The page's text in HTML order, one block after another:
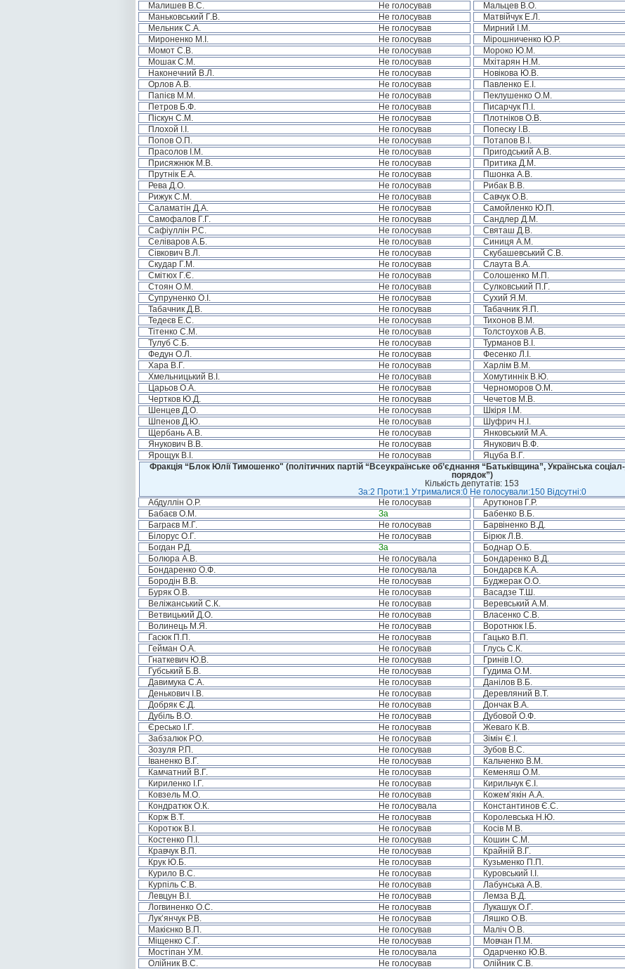
Малишев В.С.
Не голосував Мальцев В.О.
Маньковський Г.В.
Не голосував Матвійчук Е.Л.
Мельник С.А.
Не голосував Мирний І.М.
Мироненко М.І.
Не голосував Мірошниченко Ю.Р.
Момот С.В.
Не голосував Мороко Ю.М.
Мошак С.М.
Не голосував Мхітарян Н.М.
Наконечний В.Л.
Не голосував Новікова Ю.В.
Орлов А.В.
Не голосував Павленко Е.І.
Папієв М.М.
Не голосував Пеклушенко О.М.
Петров Б.Ф.
Не голосував Писарчук П.І.
Піскун С.М.
Не голосував Плотніков О.В.
Плохой І.І.
Не голосував Попеску І.В.
Попов О.П.
Не голосував Потапов В.І.
Прасолов І.М.
Не голосував Пригодський А.В.
Присяжнюк М.В.
Не голосував Притика Д.М.
Прутнік Е.А.
Не голосував Пшонка А.В.
Рева Д.О.
Не голосував Рибак В.В.
Рижук С.М.
Не голосував Савчук О.В.
Саламатін Д.А.
Не голосував Самойленко Ю.П.
Самофалов Г.Г.
Не голосував Сандлер Д.М.
Сафіуллін Р.С.
Не голосував Святаш Д.В.
Селіваров А.Б.
Не голосував Синиця А.М.
Сівкович В.Л.
Не голосував Скубашевський С.В.
Скудар Г.М.
Не голосував Слаута В.А.
Смітюх Г.Є.
Не голосував Солошенко М.П.
Стоян О.М.
Не голосував Сулковський П.Г.
Супруненко О.І.
Не голосував Сухий Я.М.
Табачник Д.В.
Не голосував Табачник Я.П.
Тедеєв Е.С.
Не голосував Тихонов В.М.
Тітенко С.М.
Не голосував Толстоухов А.В.
Тулуб С.Б.
Не голосував Турманов В.І.
Федун О.Л.
Не голосував Фесенко Л.І.
Хара В.Г.
Не голосував Харлім В.М.
Хмельницький В.І.
Не голосував Хомутиннік В.Ю.
Царьов О.А.
Не голосував Черноморов О.М.
Чертков Ю.Д.
Не голосував Чечетов М.В.
Шенцев Д.О.
Не голосував Шкіря І.М.
Шпенов Д.Ю.
Не голосував Шуфрич Н.І.
Щербань А.В.
Не голосував Янковський М.А.
Янукович В.В.
Не голосував Янукович В.Ф.
Ярощук В.І.
Не голосував Яцуба В.Г.
Фракція “Блок Юлії Тимошенко" (політичних партій “Всеукраїнське об’єднання “Батьківщина”, Українська
порядок”)
Кількість депутатів: 153
За:2 Проти:1 Утрималися:0 Не голосували:150 Відсутні:0
Абдуллін О.Р.
Не голосував Арутюнов Г.Р.
Бабаєв О.М.
За Бабенко В.Б.
Баграєв М.Г.
Не голосував Барвіненко В.Д.
Білорус О.Г.
Не голосував Бірюк Л.В.
Богдан Р.Д.
За Боднар О.Б.
Болюра А.В.
Не голосувала Бондаренко В.Д.
Бондаренко О.Ф.
Не голосувала Бондарєв К.А.
Бородін В.В.
Не голосував Буджерак О.О.
Буряк О.В.
Не голосував Васадзе Т.Ш.
Веліжанський С.К.
Не голосував Веревський А.М.
Ветвицький Д.О.
Не голосував Власенко С.В.
Волинець М.Я.
Не голосував Воротнюк І.Б.
Гасюк П.П.
Не голосував Гацько В.П.
Гейман О.А.
Не голосував Глусь С.К.
Гнаткевич Ю.В.
Не голосував Гринів І.О.
Губський Б.В.
Не голосував Гудима О.М.
Давимука С.А.
Не голосував Данілов В.Б.
Денькович І.В.
Не голосував Деревляний В.Т.
Добряк Є.Д.
Не голосував Дончак В.А.
Дубіль В.О.
Не голосував Дубовой О.Ф.
Єресько І.Г.
Не голосував Жеваго К.В.
Забзалюк Р.О.
Не голосував Зімін Є.І.
Зозуля Р.П.
Не голосував Зубов В.С.
Іваненко В.Г.
Не голосував Кальченко В.М.
Камчатний В.Г.
Не голосував Кеменяш О.М.
Кириленко І.Г.
Не голосував Кирильчук Є.І.
Ковзель М.О.
Не голосував Кожем’якін А.А.
Кондратюк О.К.
Не голосувала Константинов Є.С.
Корж В.Т.
Не голосував Королевська Н.Ю.
Коротюк В.І.
Не голосував Косів М.В.
Костенко П.І.
Не голосував Кошин С.М.
Кравчук В.П.
Не голосував Крайній В.Г.
Крук Ю.Б.
Не голосував Кузьменко П.П.
Курило В.С.
Не голосував Куровський І.І.
Курпіль С.В.
Не голосував Лабунська А.В.
Левцун В.І.
Не голосував Лемза В.Д.
Логвиненко О.С.
Не голосував Лукашук О.Г.
Лук’янчук Р.В.
Не голосував Ляшко О.В.
Макієнко В.П.
Не голосував Маліч О.В.
Міщенко С.Г.
Не голосував Мовчан П.М.
Мостіпан У.М.
Не голосувала Одарченко Ю.В.
Олійник В.С.
Не голосував Олійник С.В.